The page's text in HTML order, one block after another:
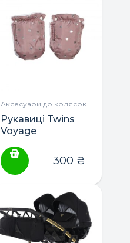
Аксесуари до колясок
Рукавиці Twins
Voyage
300 ₴